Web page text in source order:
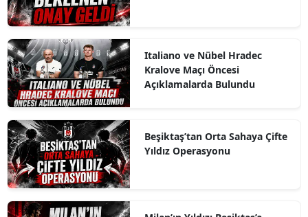
Italiano ve Nübel Hradec
Kralove Maçı Öncesi
Açıklamalarda Bulundu
Beşiktaş’tan Orta Sahaya Çifte
Yıldız Operasyonu